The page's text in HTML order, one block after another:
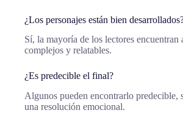
¿Los personajes están bien
Sí, la mayoría de los lectores encuentran
complejos y relatables.
¿Es predecible el final?
Algunos pueden encontrarlo predecible,
una resolución emocional.